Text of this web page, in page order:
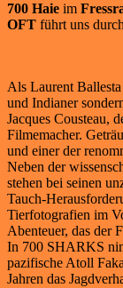
700 Haie im
OFT führt uns
Als Laurent
und Indianer
Jacques Cousteau,
Filmemacher.
und einer der
Neben der
stehen bei seinen
Tauch-
Tierfotografien im
Abenteuer, das der
In 700 SHARKS
pazifische Atoll
Jahren das